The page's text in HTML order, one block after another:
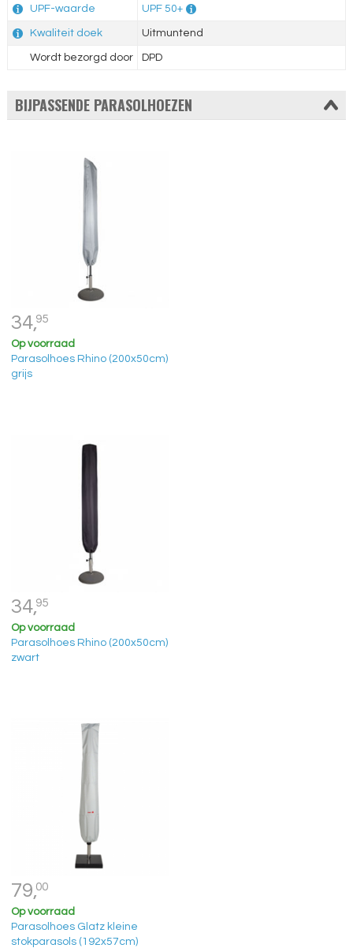
UPF-waarde UPF 50+
Kwaliteit doek Uitmuntend
Wordt bezorgd door DPD
BIJPASSENDE PARASOLHOEZEN
34,95
Op voorraad
Parasolhoes Rhino (200x50cm)
grijs
34,95
Op voorraad
Parasolhoes Rhino (200x50cm)
zwart
79,00
Op voorraad
Parasolhoes Glatz kleine
stokparasols (192x57cm)